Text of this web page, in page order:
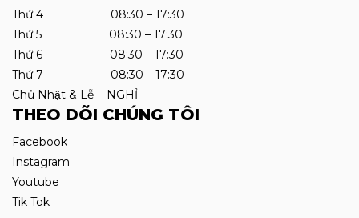
Thứ 4 08:30 – 17:30
Thứ 5 08:30 – 17:30
Thứ 6 08:30 – 17:30
Thứ 7 08:30 – 17:30
Chủ Nhật & Lễ NGHỈ
THEO DÕI CHÚNG TÔI
Facebook
Instagram
Youtube
Tik Tok